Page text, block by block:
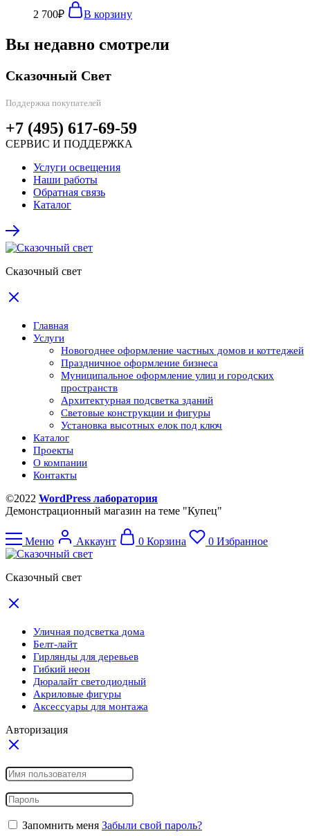
2 700₽ В корзину
Вы недавно смотрели
Сказочный Свет
Поддержка покупателей
+7 (495) 617-69-59
СЕРВИС И ПОДДЕРЖКА
Услуги освещения
Наши работы
Обратная связь
Каталог
Сказочный свет
Главная
Услуги
Новогоднее оформление частных домов и коттеджей
Праздничное оформление бизнеса
Муниципальное оформление улиц и городских
пространств
Архитектурная подсветка зданий
Световые конструкции и фигуры
Установка высотных елок под ключ
Каталог
Проекты
О компании
Контакты
©2022 WordPress лаборатория
Демонстрационный магазин на теме "Купец"
Меню Аккаунт 0 Корзина 0 Избранное
Сказочный свет
Уличная подсветка дома
Белт-лайт
Гирлянды для деревьев
Гибкий неон
Дюралайт светодиодный
Акриловые фигуры
Аксессуары для монтажа
Авторизация
Запомнить меня Забыли свой пароль?